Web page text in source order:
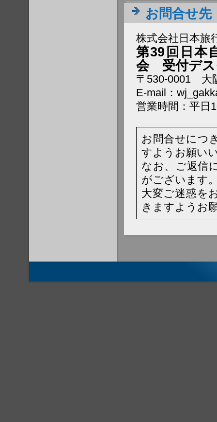
お問合せ先
株式会社日本旅
第39回日本
会 受付デ
〒530-0001 大
E-mail：
営業時間：平日
お問合せにつ
すようお願い
なお、ご返信
がございます
大変ご迷惑を
きますようお